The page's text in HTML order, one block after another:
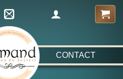
CONTACT